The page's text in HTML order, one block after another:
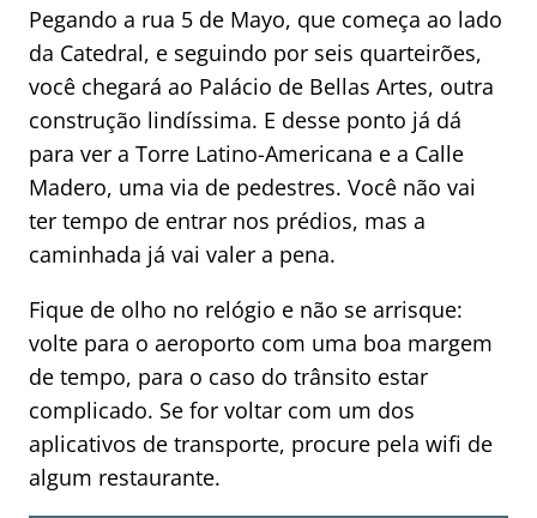
Pegando a rua 5 de Mayo, que começa ao lado
da Catedral, e seguindo por seis quarteirões,
você chegará ao Palácio de Bellas Artes, outra
construção lindíssima. E desse ponto já dá
para ver a Torre Latino-Americana e a Calle
Madero, uma via de pedestres. Você não vai
ter tempo de entrar nos prédios, mas a
caminhada já vai valer a pena.
Fique de olho no relógio e não se arrisque:
volte para o aeroporto com uma boa margem
de tempo, para o caso do trânsito estar
complicado. Se for voltar com um dos
aplicativos de transporte, procure pela wifi de
algum restaurante.